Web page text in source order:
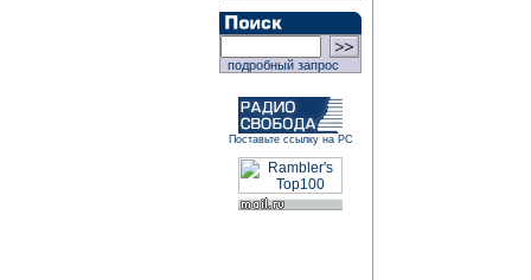
подробный запрос
Поставьте ссылку на РС